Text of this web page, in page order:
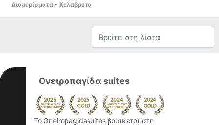
Διαμερίσματα - Καλαβρυτα
Ονειροπαγίδα suites
Το Oneiropagidasuites βρίσκεται στη